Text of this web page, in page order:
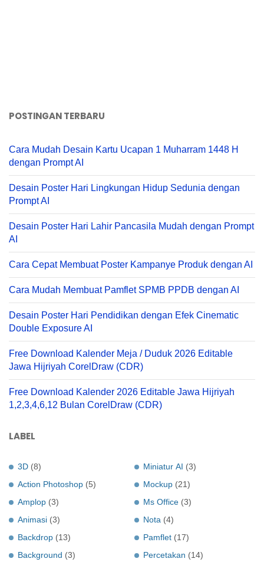
POSTINGAN TERBARU
Cara Mudah Desain Kartu Ucapan 1 Muharram 1448 H
dengan Prompt AI
Desain Poster Hari Lingkungan Hidup Sedunia dengan
Prompt AI
Desain Poster Hari Lahir Pancasila Mudah dengan Prompt
AI
Cara Cepat Membuat Poster Kampanye Produk dengan AI
Cara Mudah Membuat Pamflet SPMB PPDB dengan AI
Desain Poster Hari Pendidikan dengan Efek Cinematic
Double Exposure AI
Free Download Kalender Meja / Duduk 2026 Editable
Jawa Hijriyah CorelDraw (CDR)
Free Download Kalender 2026 Editable Jawa Hijriyah
1,2,3,4,6,12 Bulan CorelDraw (CDR)
LABEL
3D (8)
Action Photoshop (5)
Amplop (3)
Animasi (3)
Backdrop (13)
Background (3)
Miniatur AI (3)
Mockup (21)
Ms Office (3)
Nota (4)
Pamflet (17)
Percetakan (14)